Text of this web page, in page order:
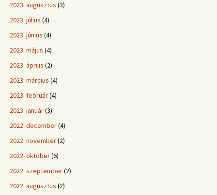
2023. augusztus (3)
2023. július (4)
2023. június (4)
2023. május (4)
2023. április (2)
2023. március (4)
2023. február(4)
2023. január(3)
2022. december(4)
2022. november(2)
2022. október(6)
2022. szeptember(2)
2022. augusztus (2)